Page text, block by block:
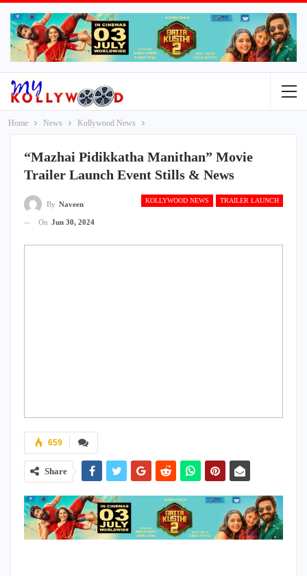
Home News Kollywood News
“Mazhai Pidikkatha Manithan” Movie
Trailer Launch Event Stills & News
KOLLYWOOD NEWS TRAILER LAUNCH
By Naveen
On Jun 30, 2024
659
Share